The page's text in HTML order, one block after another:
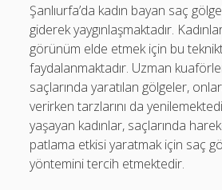
Şanlıurfa’da kadın bayan saç
giderek yaygınlaşmaktadır.
görünüm elde etmek için bu
faydalanmaktadır. Uzman
saçlarında yaratılan gölgeler,
verirken tarzlarını da
yaşayan kadınlar, saçlarında
patlama etkisi yaratmak için saç
yöntemini tercih etmektedir.